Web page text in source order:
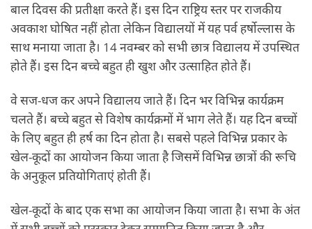
बाल दिवस की प्रतीक्षा करते हैं। इस दिन राष्ट्रिय स्तर पर राजकीय
अवकाश घोषित नहीं होता लेकिन विद्यालयों में यह पर्व हर्षोल्लास के
साथ मनाया जाता है। 14 नवम्बर को सभी छात्र विद्यालय में उपस्थित
होते हैं। इस दिन बच्चे बहुत ही खुश और उत्साहित होते हैं।
वे सज-धज कर अपने विद्यालय जाते हैं। दिन भर विभिन्न कार्यक्रम
चलते हैं। बच्चे बहुत से विशेष कार्यक्रमों में भाग लेते हैं। यह दिन बच्चों
के लिए बहुत ही हर्ष का दिन होता है। सबसे पहले विभिन्न प्रकार के
खेल-कूदों का आयोजन किया जाता है जिसमें विभिन्न छात्रों की रूचि
के अनुकूल प्रतियोगिताएं होती हैं।
खेल-कूदों के बाद एक सभा का आयोजन किया जाता है। सभा के अंत